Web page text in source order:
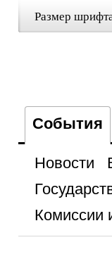
Размер
События
Новости
Комиссии